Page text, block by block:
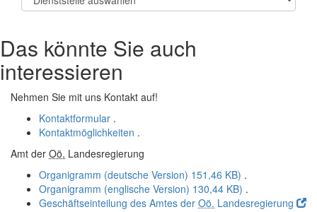
Das könnte Sie auch
interessieren
Nehmen Sie mit uns Kontakt auf!
Kontaktformular .
Kontaktmöglichkeiten .
Amt der Oö. Landesregierung
Organigramm (deutsche Version) 151,46 KB) .
Organigramm (englische Version) 130,44 KB) .
Geschäftseinteilung des Amtes der Oö. Landesregierung